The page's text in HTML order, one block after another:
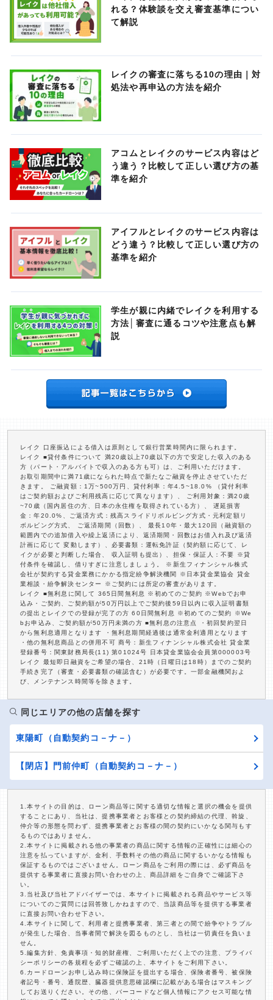
れる？体験談を交え審査基準につい
て解説
レイクの審査に落ちる10の理由｜対
処法や再申込の方法を紹介
アコムとレイクのサービス内容はど
う違う？比較して正しい選び方の基
準を紹介
アイフルとレイクのサービス内容は
どう違う？比較して正しい選び方の
基準を紹介
学生が親に内緒でレイクを利用する
方法│審査に通るコツや注意点も解
説
レイク 口座振込による借入は原則として銀行営業時間内に限られます。
レイク ■貸付条件について 満20歳以上70歳以下の方で安定した収入のある
方（パート・アルバイトで収入のある方も可）は、ご利用いただけます。
お取引期間中に満71歳になられた時点で新たなご融資を停止させていただ
きます。 ご融資額：1万~500万円、貸付利率：年4.5~18.0% （貸付利率
はご契約額およびご利用残高に応じて異なります）、 ご利用対象：満20歳
~70歳（国内居住の方、日本の永住権を取得されている方）、 遅延損害
金：年20.0%、ご返済方式：残高スライドリボルビング方式・元利定額リ
ボルビング方式、 ご返済期間（回数）、 最長10年・最大120回（融資額の
範囲内での追加借入や繰上返済により、返済期間・回数はお借入れ及び返済
計画に応じて 変動します）、必要書類：運転免許証（契約額に応じて、レ
イクが必要と判断した場合、 収入証明も提出）、担保・保証人：不要 ※貸
付条件を確認し、借りすぎに注意しましょう。 ※新生フィナンシャル株式
会社が契約する貸金業務にかかる指定紛争解決機関 ※日本貸金業協会 貸金
業相談・紛争解決センター ※ご契約には所定の審査があります。
レイク ■無利息に関して 365日間無利息 ※初めてのご契約 ※Webでお申
込み・ご契約、ご契約額が50万円以上でご契約後59日以内に収入証明書類
の提出とレイクでの登録が完了の方 60日間無利息 ※初めてのご契約 ※We
bお申込み、ご契約額が50万円未満の方 ■無利息の注意点 ・初回契約翌日
から無利息適用となります ・無利息期間経過後は通常金利適用となります
・他の無利息商品との併用不可 商号：新生フィナンシャル株式会社 貸金業
登録番号：関東財務局長(11) 第01024号 日本貸金業協会会員第000003号
レイク 最短即日融資をご希望の場合、21時（日曜日は18時）までのご契約
手続き完了（審査・必要書類の確認含む）が必要です。一部金融機関およ
び、メンテナンス時間等を除きます。
同じエリアの他の店舗を探す
東陽町（自動契約コ－ナ－）
【閉店】門前仲町（自動契約コ－ナ－）
1.本サイトの目的は、ローン商品等に関する適切な情報と選択の機会を提供
することにあり、当社は、提携事業者とお客様との契約締結の代理、斡旋、
仲介等の形態を問わず、提携事業者とお客様の間の契約にいかなる関与もす
るものではありません。
2.本サイトに掲載される他の事業者の商品に関する情報の正確性には細心の
注意を払っていますが、金利、手数料その他の商品に関するいかなる情報も
保証するものではございません。ローン商品をご利用の際には、必ず商品を
提供する事業者に直接お問い合わせの上、商品詳細をご自身でご確認下さ
い。
3.当社及び当社アドバイザーでは、本サイトに掲載される商品やサービス等
についてのご質問には回答致しかねますので、当該商品等を提供する事業者
に直接お問い合わせ下さい。
4.本サイトに関して、利用者と提携事業者、第三者との間で紛争やトラブル
が発生した場合、当事者間で解決を図るものとし、当社は一切責任を負いま
せん。
5.編集方針、免責事項・知的財産権、ご利用いただく上での注意、プライバ
シーポリシーの各規程を必ずご確認の上、本サイトをご利用下さい。
6.カードローンお申し込み時に保険証を提出する場合、保険者番号、被保険
者記号・番号、通院歴、臓器提供意思確認欄に記載がある場合はマスキング
してお送りください。その他、バーコードなど個人情報にアクセス可能な情